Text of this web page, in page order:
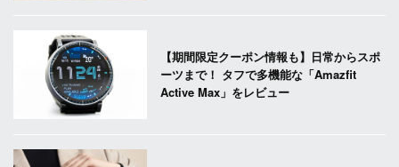
【期間限定クーポン情報も】日常からスポ
ーツまで！ タフで多機能な「Amazfit
Active Max」をレビュー